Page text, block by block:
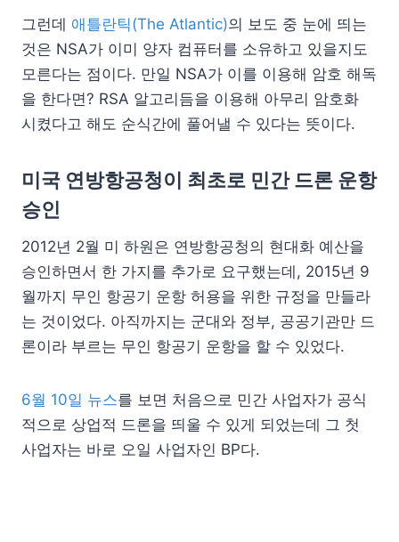
그런데 애틀란틱(The Atlantic)의 보도 중 눈에 띄는
것은 NSA가 이미 양자 컴퓨터를 소유하고 있을지도
모른다는 점이다. 만일 NSA가 이를 이용해 암호 해독
을 한다면? RSA 알고리듬을 이용해 아무리 암호화
시켰다고 해도 순식간에 풀어낼 수 있다는 뜻이다.
미국 연방항공청이 최초로 민간 드론 운항
승인
2012년 2월 미 하원은 연방항공청의 현대화 예산을
승인하면서 한 가지를 추가로 요구했는데, 2015년 9
월까지 무인 항공기 운항 허용을 위한 규정을 만들라
는 것이었다. 아직까지는 군대와 정부, 공공기관만 드
론이라 부르는 무인 항공기 운항을 할 수 있었다.
6월 10일 뉴스를 보면 처음으로 민간 사업자가 공식
적으로 상업적 드론을 띄울 수 있게 되었는데 그 첫
사업자는 바로 오일 사업자인 BP다.